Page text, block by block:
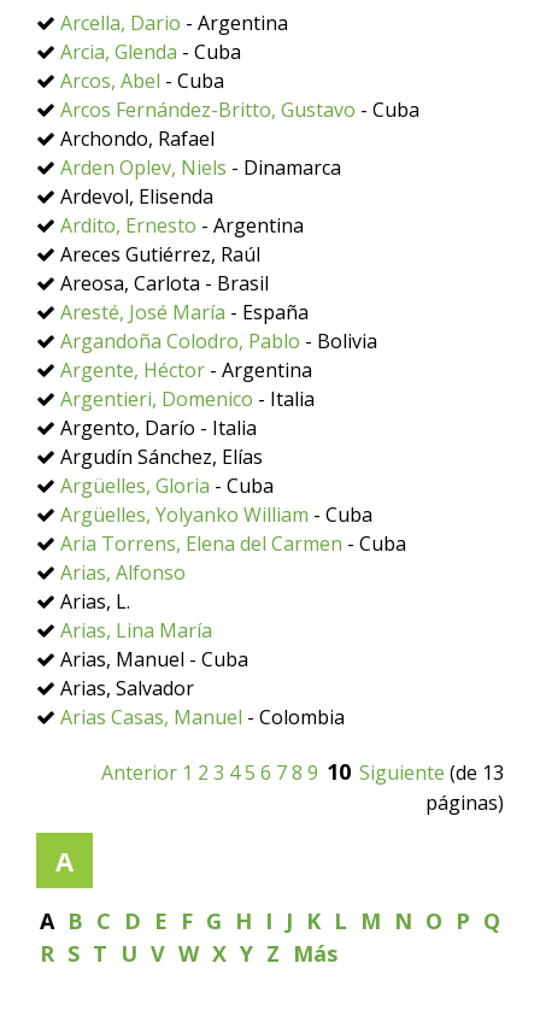
Arcella, Dario - Argentina
Arcia, Glenda - Cuba
Arcos, Abel - Cuba
Arcos Fernández-Britto, Gustavo - Cuba
Archondo, Rafael
Arden Oplev, Niels - Dinamarca
Ardevol, Elisenda
Ardito, Ernesto - Argentina
Areces Gutiérrez, Raúl
Areosa, Carlota - Brasil
Aresté, José María - España
Argandoña Colodro, Pablo - Bolivia
Argente, Héctor - Argentina
Argentieri, Domenico - Italia
Argento, Darío - Italia
Argudín Sánchez, Elías
Argüelles, Gloria - Cuba
Argüelles, Yolyanko William - Cuba
Aria Torrens, Elena del Carmen - Cuba
Arias, Alfonso
Arias, L.
Arias, Lina María
Arias, Manuel - Cuba
Arias, Salvador
Arias Casas, Manuel - Colombia
Anterior 1 2 3 45 6 78 9 10 Siguiente (de 13
páginas)
A
A B C D E F G H I J K L M N O P Q
R S T U V W X Y Z Más